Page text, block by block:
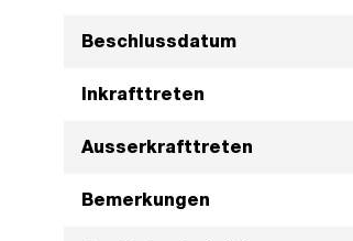
Beschlussdatum
Inkrafttreten
Ausserkrafttreten
Bemerkungen